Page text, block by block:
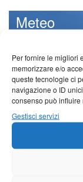
Per fornire le migliori
memorizzare e/o
queste tecnologie ci
navigazione o ID
consenso può influire
Gestisci servizi
Meteo
Borgo a Mozzano